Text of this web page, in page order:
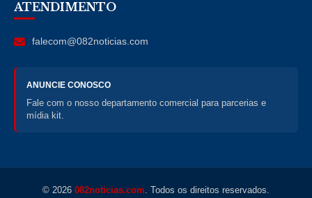
ATENDIMENTO
falecom@082noticias.com
ANUNCIE CONOSCO
Fale com o nosso departamento comercial para parcerias e
mídia kit.
© 2026 082noticias.com. Todos os direitos reservados.